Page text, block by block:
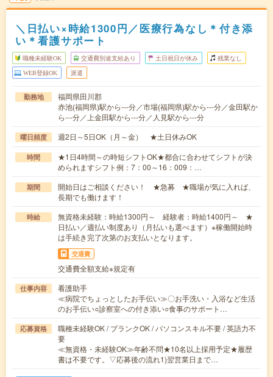
＼日払い×時給1300円／医療行為なし＊付き添
い＊看護サポート
職種未経験OK 交通費別途支給あり 土日祝日が休み 残業なし
WEB登録OK 派遣
勤務地
福岡県田川郡
赤池(福岡県)駅から---分／市場(福岡県)駅から---分／金田駅か
ら---分／上金田駅から---分／人見駅から---分
曜日頻度 週2日～5日OK（月～金） ★土日休みOK
時間
★1日4時間～の時短シフトOK★都合に合わせてシフトが決
められますシフト例：7：00～16：009：…
期間
開始日はご相談ください！ ★急募 ★職場が気に入れば、
長期でも働けます！
時給
無資格未経験：時給1300円～ 経験者：時給1400円～ ★
日払い／週払い制度あり（月払いも選べます）※稼働開始時
は手続き完了次第のお支払いとなります。
交通費
交通費全額支給※規定有
仕事内容
看護助手
≪病院でちょっとしたお手伝い≫〇お手洗い・入浴など生活
のお手伝い○診察室への付き添い○食事のサポート…
応募資格
職種未経験OK / ブランクOK / パソコンスキル不要 / 英語力不
要
≪無資格・未経験OK≫年齢不問★10名以上採用予定★履歴
書は不要です。▽応募後の流れ1)翌営業日まで…